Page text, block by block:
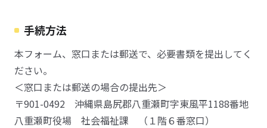
手続方法
本フォーム、窓口または郵送で、必要書類を提出してく
ださい。
＜窓口または郵送の場合の提出先＞
〒901-0492 沖縄県島尻郡八重瀬町字東風平1188番地
八重瀬町役場 社会福祉課 （１階６番窓口）